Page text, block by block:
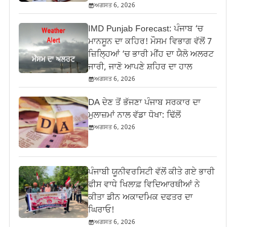
ਅਗਸਤ 6, 2026
IMD Punjab Forecast: ਪੰਜਾਬ ‘ਚ
ਮਾਨਸੂਨ ਦਾ ਕਹਿਰ! ਮੌਸਮ ਵਿਭਾਗ ਵੱਲੋਂ 7
ਜ਼ਿਲ੍ਹਿਆਂ ‘ਚ ਭਾਰੀ ਮੀਂਹ ਦਾ ਯੈਲੋ ਅਲਰਟ
ਜਾਰੀ, ਜਾਣੋ ਆਪਣੇ ਸ਼ਹਿਰ ਦਾ ਹਾਲ
ਅਗਸਤ 6, 2026
DA ਦੇਣ‌ ਤੋਂ ਭੱਜਣਾ ਪੰਜਾਬ ਸਰਕਾਰ ਦਾ
ਮੁਲਾਜ਼ਮਾਂ ਨਾਲ ਵੱਡਾ ਧੋਖਾ: ਢਿੱਲੋਂ
ਅਗਸਤ 6, 2026
ਪੰਜਾਬੀ ਯੂਨੀਵਰਸਿਟੀ ਵੱਲੋਂ ਕੀਤੇ ਗਏ ਭਾਰੀ
ਫੀਸ ਵਾਧੇ ਖਿਲਾਫ਼ ਵਿਦਿਆਰਥੀਆਂ ਨੇ
ਕੀਤਾ ਡੀਨ ਅਕਾਦਮਿਕ ਦਫਤਰ ਦਾ
ਘਿਰਾਓ!
ਅਗਸਤ 6, 2026